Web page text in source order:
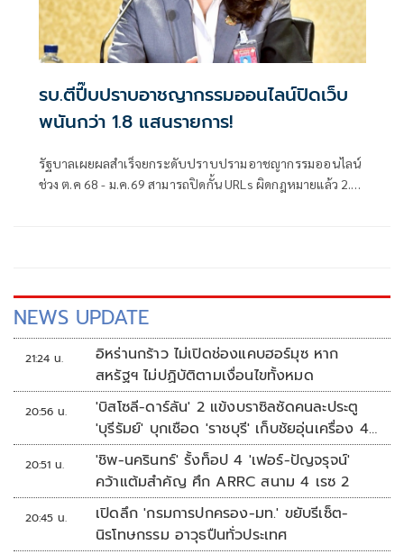
รบ.ตีปี๊บปราบอาชญากรรมออนไลน์ปิดเว็บ
พนันกว่า 1.8 แสนรายการ!
รัฐบาลเผยผลสำเร็จยกระดับปราบปรามอาชญากรรมออนไลน์
ช่วง ต.ค 68 - ม.ค.69 สามารถปิดกั้น URLs ผิดกฎหมายแล้ว 2.2
NEWS UPDATE
21:24 น.
อิหร่านกร้าว ไม่เปิดช่องแคบฮอร์มุซ หาก
สหรัฐฯ ไม่ปฏิบัติตามเงื่อนไขทั้งหมด
20:56 น.
'บิสโซลี-ดาร์ลัน' 2 แข้งบราซิลซัดคนละประตู
'บุรีรัมย์' บุกเชือด 'ราชบุรี' เก็บชัยอุ่นเครื่อง 4
นัดรวด
20:51 น.
'ชิพ-นครินทร์' รั้งท็อป 4 'เฟอร์-ปัญจรุจน์'
คว้าแต้มสำคัญ ศึก ARRC สนาม 4 เรซ 2
20:45 น.
เปิดลึก 'กรมการปกครอง-มท.' ขยับรีเซ็ต-
นิรโทษกรรม อาวุธปืนทั่วประเทศ